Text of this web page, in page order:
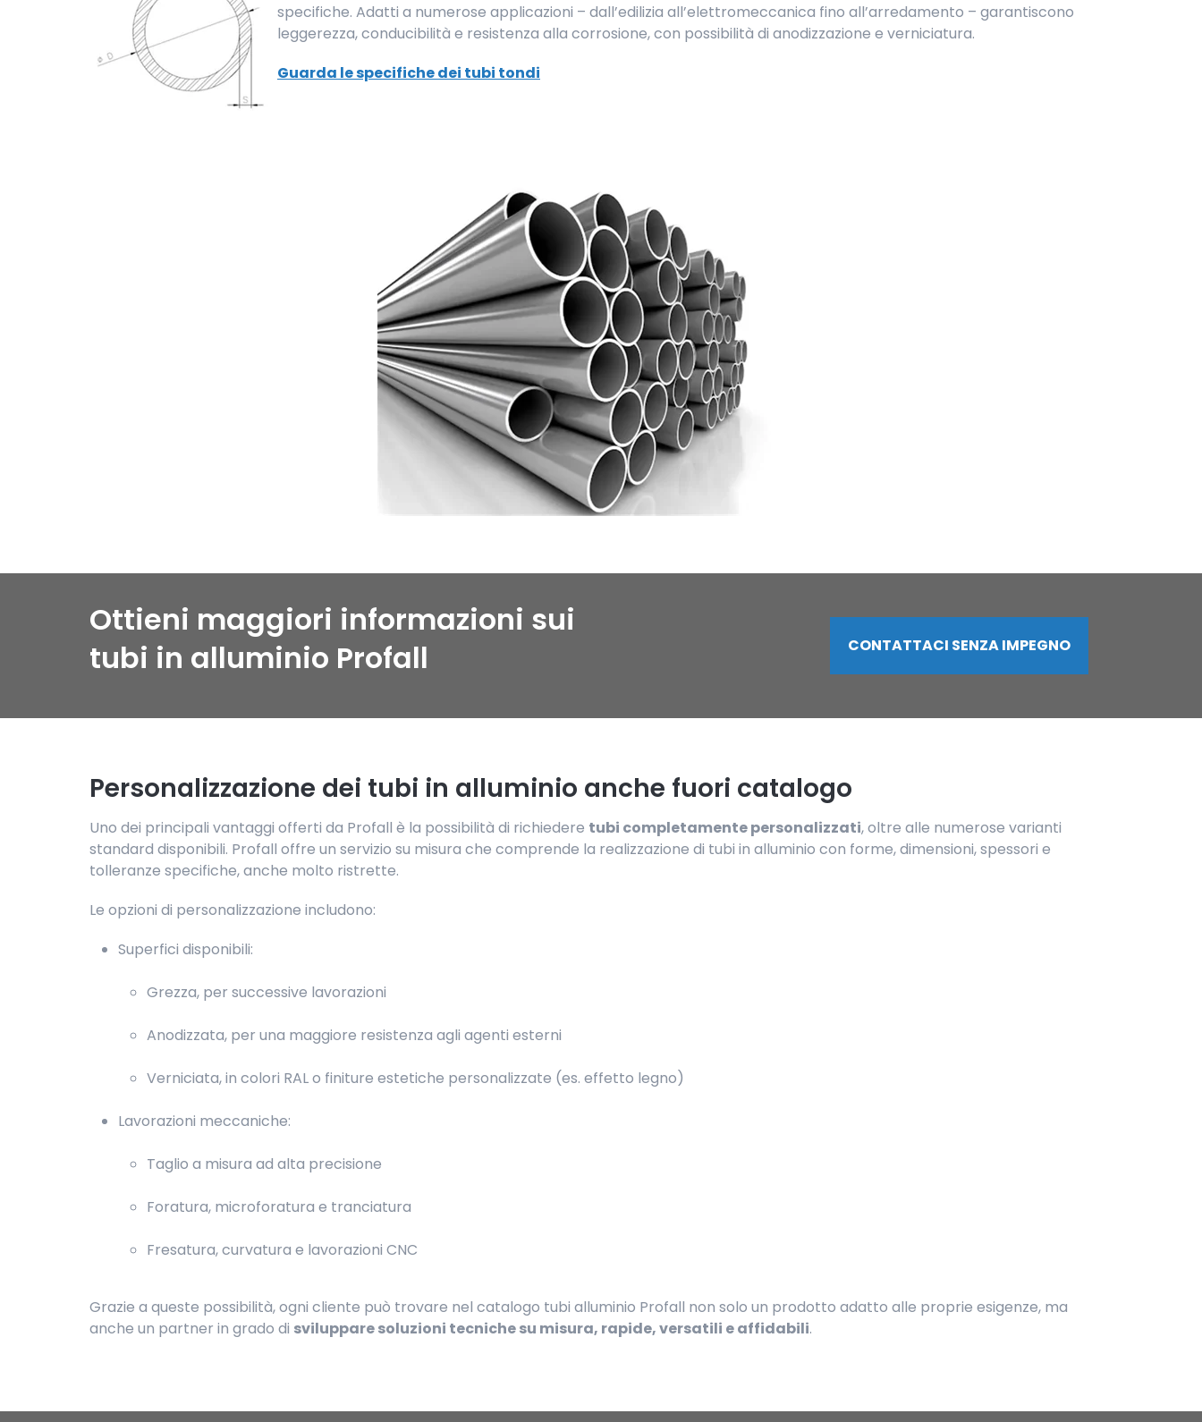
specifiche. Adatti a numerose applicazioni – dall’edilizia all’elettromeccanica fino all’arredamento – garantiscono
leggerezza, conducibilità e resistenza alla corrosione, con possibilità di anodizzazione e verniciatura.
Guarda le specifiche dei tubi tondi
Ottieni maggiori informazioni sui
tubi in alluminio Profall
CONTATTACI SENZA IMPEGNO
Personalizzazione dei tubi in alluminio anche fuori catalogo
Uno dei principali vantaggi offerti da Profall è la possibilità di richiedere tubi completamente personalizzati, oltre alle numerose varianti
standard disponibili. Profall offre un servizio su misura che comprende la realizzazione di tubi in alluminio con forme, dimensioni, spessori e
tolleranze specifiche, anche molto ristrette.
Le opzioni di personalizzazione includono:
Superfici disponibili:
Grezza, per successive lavorazioni
Anodizzata, per una maggiore resistenza agli agenti esterni
Verniciata, in colori RAL o finiture estetiche personalizzate (es. effetto legno)
Lavorazioni meccaniche:
Taglio a misura ad alta precisione
Foratura, microforatura e tranciatura
Fresatura, curvatura e lavorazioni CNC
Grazie a queste possibilità, ogni cliente può trovare nel catalogo tubi alluminio Profall non solo un prodotto adatto alle proprie esigenze, ma
anche un partner in grado di sviluppare soluzioni tecniche su misura, rapide, versatili e affidabili.